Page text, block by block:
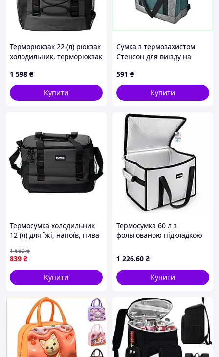
Терморюкзак 22 (л) рюкзак
холодильник, терморюкзак
Сірий HP-14-22
1 598 ₴
Купити
Сумка з термозахистом
Стенсон для виїзду на
31XE74K917
591 ₴
Купити
Термосумка холодильник
12 (л) для їжі, напоїв, пива
для риболовлі та пікніка
HP-14-20
839 ₴
1 680₴
Купити
Термосумка 60 л з
фольгованою підкладкою
1 226.60 ₴
Купити